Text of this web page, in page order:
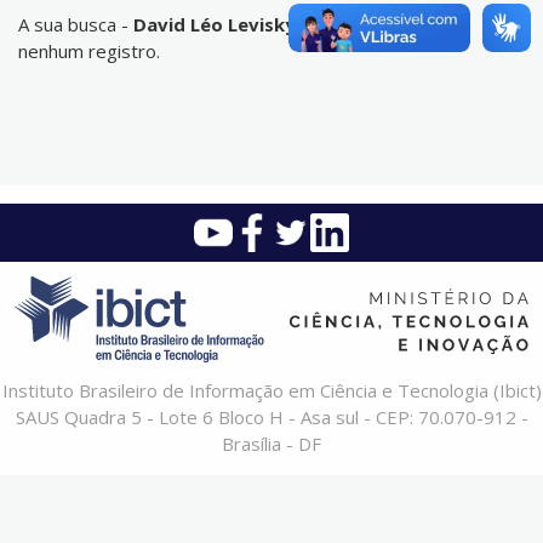
A sua busca - David Léo Levisky - não corresponde a
nenhum registro.
Instituto Brasileiro de Informação em Ciência e Tecnologia (Ibict)
SAUS Quadra 5 - Lote 6 Bloco H - Asa sul - CEP: 70.070-912 -
Brasília - DF